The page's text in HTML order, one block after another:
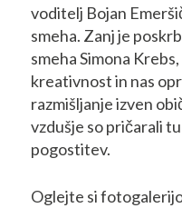
voditelj Bojan
smeha. Zanj je
smeha Simona
kreativnost in nas
razmišljanje izven
vzdušje so pričarali
pogostitev.
Oglejte si